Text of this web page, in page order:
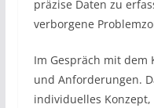
präzise Daten zu
verborgene
Im Gespräch mit dem
und Anforderungen.
individuelles